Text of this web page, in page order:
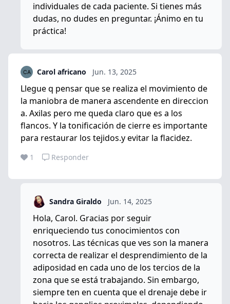
individuales de cada paciente. Si tienes más
dudas, no dudes en preguntar. ¡Ánimo en tu
práctica!
Carol africano Jun. 13, 2025
Llegue q pensar que se realiza el movimiento de
la maniobra de manera ascendente en direccion
a. Axilas pero me queda claro que es a los
flancos. Y la tonificación de cierre es importante
para restaurar los tejidos.y evitar la flacidez.
1 Responder
Sandra Giraldo Jun. 14, 2025
Hola, Carol. Gracias por seguir
enriqueciendo tus conocimientos con
nosotros. Las técnicas que ves son la manera
correcta de realizar el desprendimiento de la
adiposidad en cada uno de los tercios de la
zona que se está trabajando. Sin embargo,
siempre ten en cuenta que el drenaje debe ir